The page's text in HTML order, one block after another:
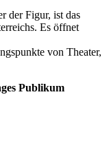
der Figur, ist das
Es öffnet
von Theater,
Publikum